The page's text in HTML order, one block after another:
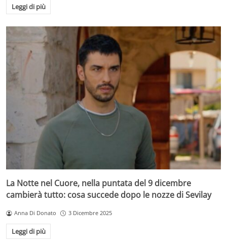
Leggi di più
La Notte nel Cuore, nella puntata del 9 dicembre
cambierà tutto: cosa succede dopo le nozze di Sevilay
Anna Di Donato 3 Dicembre 2025
Leggi di più